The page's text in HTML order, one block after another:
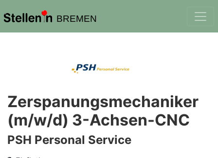
BREMEN
Zerspanungsmechaniker
(m/w/d) 3-Achsen-CNC
PSH Personal Service